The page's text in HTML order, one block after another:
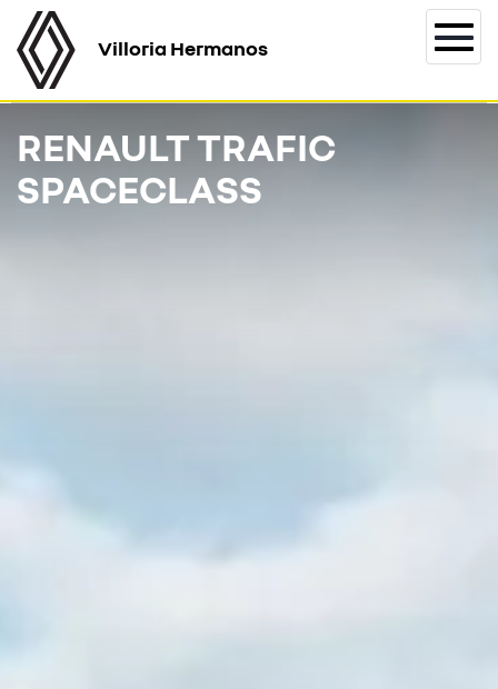
Villoria Hermanos
RENAULT TRAFIC
SPACECLASS